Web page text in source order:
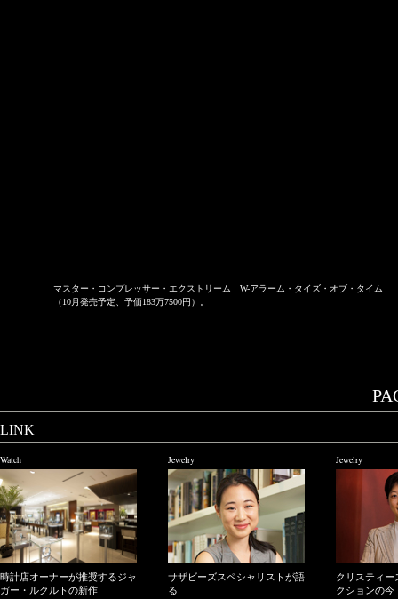
マスター・コンプレッサー・エクストリーム W-アラーム・タイズ・オブ・タイム
（10月発売予定、予価183万7500円）。
LINK
Watch
時計店オーナーが推奨するジャ
ガー・ルクルトの新作
Jewelry
サザビーズスペシャリストが語
る
Jewelry
クリスティー
クションの今